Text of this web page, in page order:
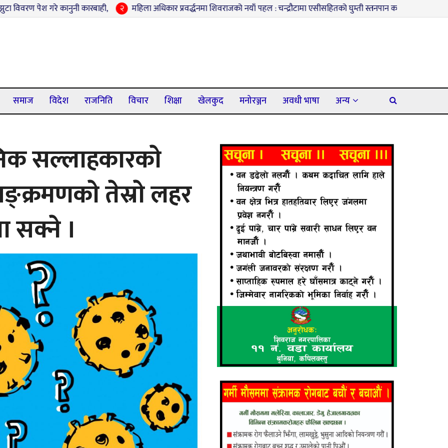
कानुनी कारबाही, २ महिला अधिकार प्रवर्द्धनमा शिवराजको नयाँ पहल : चन्द्रौटामा एसीसहितको घुम्ती स्तनपान कक्ष सञ्चालनमा
समाज विदेश राजनिति विचार शिक्षा खेलकुद मनोरञ्जन अवधी भाषा अन्य
सल्लाहकारकाे
तेस्राे लहर
सक्ने ।